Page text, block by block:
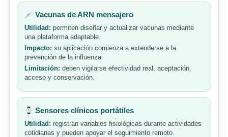
Vacunas de ARN mensajero
Utilidad: permiten diseñar y actualizar vacunas mediante
una plataforma adaptable.
Impacto: su aplicación comienza a extenderse a la
prevención de la influenza.
Limitación: deben vigilarse efectividad real, aceptación,
acceso y conservación.
Sensores clínicos portátiles
Utilidad: registran variables fisiológicas durante actividades
cotidianas y pueden apoyar el seguimiento remoto.